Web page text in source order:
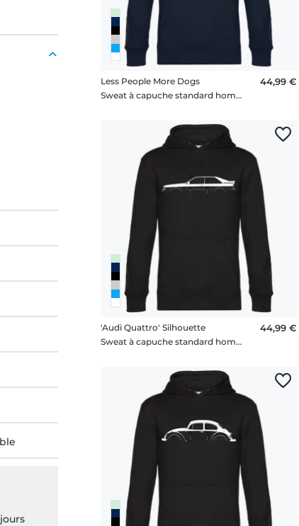
Less People More Dogs
Sweat à capuche standard homme
44,99 €
'Audi Quattro' Silhouette
Sweat à capuche standard homme
44,99 €